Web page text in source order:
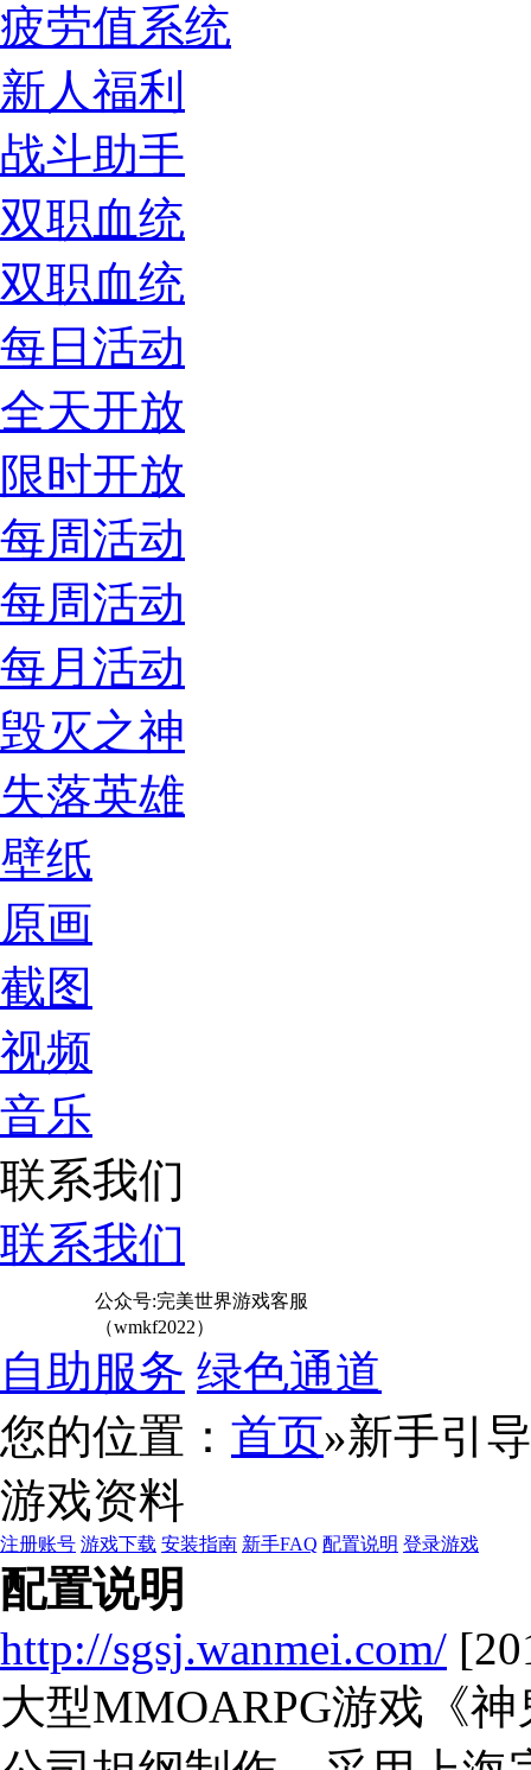
疲劳值系统
新人福利
战斗助手
双职血统
双职血统
每日活动
全天开放
限时开放
每周活动
每周活动
每月活动
毁灭之神
失落英雄
壁纸
原画
截图
视频
音乐
联系我们
联系我们
公众号:完美世界游戏客服
（wmkf2022）
自助服务 绿色通道
您的位置： 首页»新手引导
游戏资料
注册账号 游戏下载 安装指南 新手FAQ 配置说明 登录游戏
配置说明
http://sgsj.wanmei.com/
大型MMOARPG游戏《